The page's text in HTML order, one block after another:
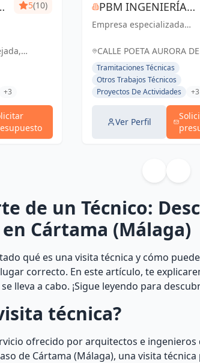
5(10)
+3
PBM INGENIERÍA
MÁLAGA
Empresa especializada
acústica. Expedición de
licencias de apertura,
elaboración de
documentación técnica,
CALLE POETA AURORA DE
ALBORNOZ, 4, LOCAL 9,
Tramitaciones Técnicas
Otros Trabajos Técnicos
Proyectos De Actividades
+3
Ver Perfil
de un Técnico:
Cártama (Málaga)
qué es una visita técnica y cómo
correcto. En este artículo, te
lleva a cabo. ¡Sigue leyendo para
técnica?
ofrecido por arquitectos e
de Cártama (Málaga), una visita